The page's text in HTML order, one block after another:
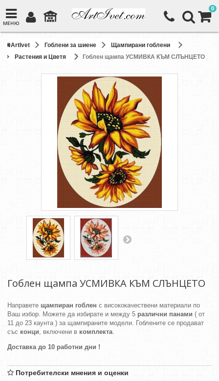
МЕНЮ
0
ArtIvet Гоблени за шиене
Щампирани гоблени
Растения и Цветя
Гоблен щампа УСМИВКА КЪМ СЛЪНЦЕТО
Гоблен щампа УСМИВКА КЪМ СЛЪНЦЕТО
Направете щампиран гоблен с висококачествени материали по
Ваш избор. Можете да избирате и между 5 различни панами ( от
11 до 23 каунта ) за щампираните модели. Гоблените се продават
със конци, включени в комплекта.
Доставка до 10 работни дни !
Потребителски мнения и оценки